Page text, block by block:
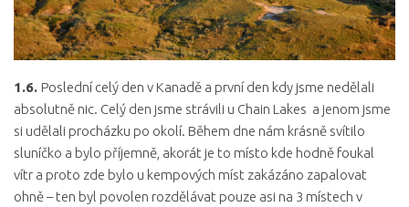
1.6. Poslední celý den v Kanadě a první den kdy jsme nedělali
absolutně nic. Celý den jsme strávili u Chain Lakes a jenom jsme
si udělali procházku po okolí. Během dne nám krásně svítilo
sluníčko a bylo příjemně, akorát je to místo kde hodně foukal
vítr a proto zde bylo u kempových míst zakázáno zapalovat
ohně – ten byl povolen rozdělávat pouze asi na 3 místech v